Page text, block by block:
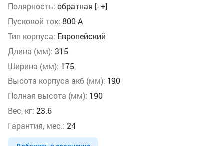
Полярность: обратная [- +]
Пусковой ток: 800 А
Тип корпуса: Европейский
Длина (мм): 315
Ширина (мм): 175
Высота корпуса акб (мм): 190
Полная высота (мм): 190
Вес, кг: 23.6
Гарантия, мес.: 24